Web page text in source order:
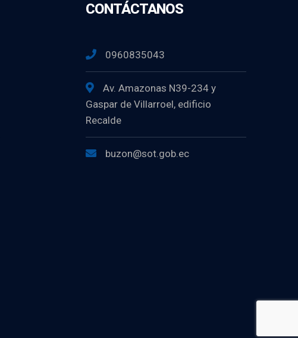
CONTÁCTANOS
0960835043
Av. Amazonas N39-234 y
Gaspar de Villarroel, edificio
Recalde
buzon@sot.gob.ec